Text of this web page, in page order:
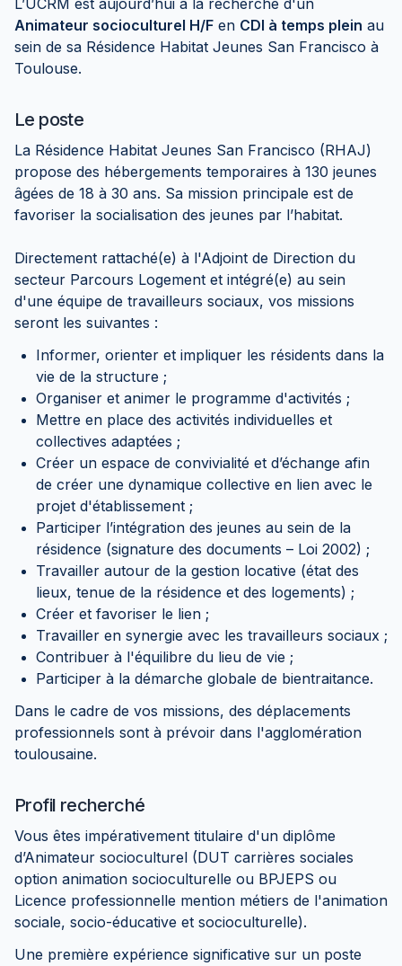
L’UCRM est aujourd’hui à la recherche d'un
Animateur socioculturel H/F en CDI à temps plein au
sein de sa Résidence Habitat Jeunes San Francisco à
Toulouse.
Le poste
La Résidence Habitat Jeunes San Francisco (RHAJ)
propose des hébergements temporaires à 130 jeunes
âgées de 18 à 30 ans. Sa mission principale est de
favoriser la socialisation des jeunes par l’habitat.
Directement rattaché(e) à l'Adjoint de Direction du
secteur Parcours Logement et intégré(e) au sein
d'une équipe de travailleurs sociaux, vos missions
seront les suivantes :
Informer, orienter et impliquer les résidents dans la
vie de la structure ;
Organiser et animer le programme d'activités ;
Mettre en place des activités individuelles et
collectives adaptées ;
Créer un espace de convivialité et d’échange afin
de créer une dynamique collective en lien avec le
projet d'établissement ;
Participer l’intégration des jeunes au sein de la
résidence (signature des documents – Loi 2002) ;
Travailler autour de la gestion locative (état des
lieux, tenue de la résidence et des logements) ;
Créer et favoriser le lien ;
Travailler en synergie avec les travailleurs sociaux ;
Contribuer à l'équilibre du lieu de vie ;
Participer à la démarche globale de bientraitance.
Dans le cadre de vos missions, des déplacements
professionnels sont à prévoir dans l'agglomération
toulousaine.
Profil recherché
Vous êtes impérativement titulaire d'un diplôme
d’Animateur socioculturel (DUT carrières sociales
option animation socioculturelle ou BPJEPS ou
Licence professionnelle mention métiers de l'animation
sociale, socio-éducative et socioculturelle).
Une première expérience significative sur un poste